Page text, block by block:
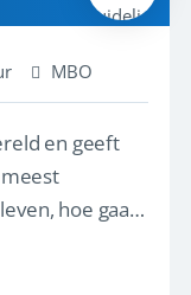
MBO
en geeft
hoe gaaf
als op